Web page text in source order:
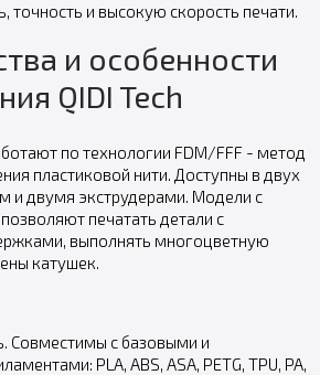
точность и высокую скорость печати.
и особенности
QIDI Tech
по технологии FDM/FFF - метод
пластиковой нити. Доступны в двух
и двумя экструдерами. Модели с
печатать детали с
выполнять многоцветную
катушек.
Совместимы с базовыми и
PLA, ABS, ASA, PETG, TPU, PA,